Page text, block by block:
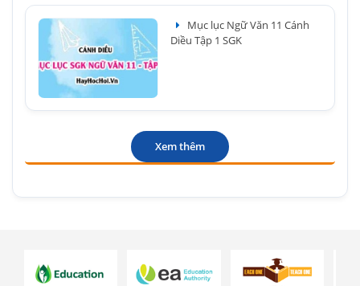
Mục lục Ngữ Văn 11 Cánh
Diều Tập 1 SGK
Xem thêm